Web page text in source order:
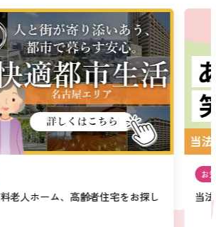
老人ホーム、高齢者住宅をお探し
お
当